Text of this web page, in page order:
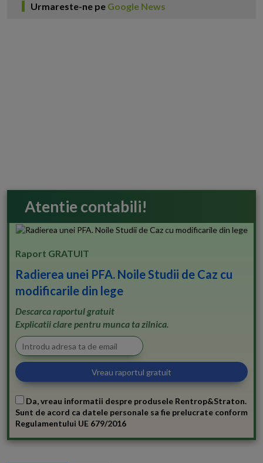
Urmareste-ne pe Google News
Atentie contabili!
Raport GRATUIT
Radierea unei PFA. Noile Studii de Caz cu
modificarile din lege
Descarca raportul gratuit
Explicatii clare pentru munca ta zilnica.
Da, vreau informatii despre produsele Rentrop&Straton.
Sunt de acord ca datele personale sa fie prelucrate conform
Regulamentului UE 679/2016